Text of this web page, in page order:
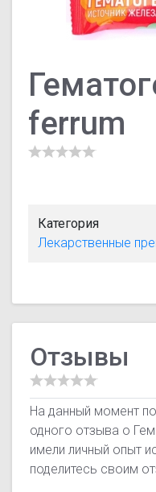
ferrum
Категория
Лекарственные
Отзывы
На данный момент
одного отзыва о
имели личный опыт
поделитесь своим